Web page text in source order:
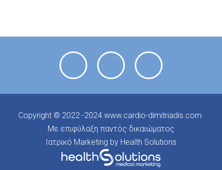
Copyright © 2022 -2024 www.cardio-dimitriadis.com
Με επιφύλαξη παντός δικαιώματος
Ιατρικό Marketing by Health Solutions